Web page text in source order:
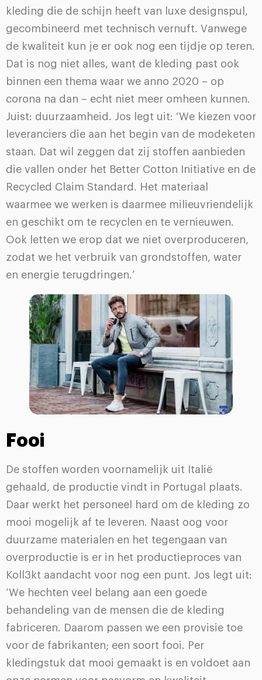
kleding die de schijn heeft van luxe designspul,
gecombineerd met technisch vernuft. Vanwege
de kwaliteit kun je er ook nog een tijdje op teren.
Dat is nog niet alles, want de kleding past ook
binnen een thema waar we anno 2020 – op
corona na dan – echt niet meer omheen kunnen.
Juist: duurzaamheid. Jos legt uit: ‘We kiezen voor
leveranciers die aan het begin van de modeketen
staan. Dat wil zeggen dat zij stoffen aanbieden
die vallen onder het Better Cotton Initiative en de
Recycled Claim Standard. Het materiaal
waarmee we werken is daarmee milieuvriendelijk
en geschikt om te recyclen en te vernieuwen.
Ook letten we erop dat we niet overproduceren,
zodat we het verbruik van grondstoffen, water
en energie terugdringen.’
Fooi
De stoffen worden voornamelijk uit Italië
gehaald, de productie vindt in Portugal plaats.
Daar werkt het personeel hard om de kleding zo
mooi mogelijk af te leveren. Naast oog voor
duurzame materialen en het tegengaan van
overproductie is er in het productieproces van
Koll3kt aandacht voor nog een punt. Jos legt uit:
‘We hechten veel belang aan een goede
behandeling van de mensen die de kleding
fabriceren. Daarom passen we een provisie toe
voor de fabrikanten; een soort fooi. Per
kledingstuk dat mooi gemaakt is en voldoet aan